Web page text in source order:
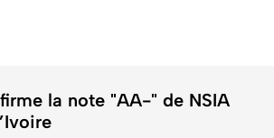
la note "AA-" de NSIA